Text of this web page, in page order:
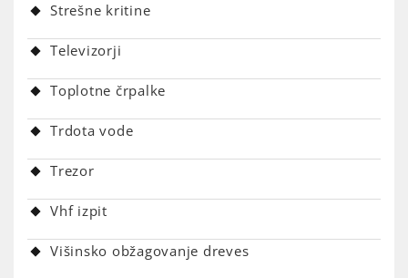
Strešne kritine
Televizorji
Toplotne črpalke
Trdota vode
Trezor
Vhf izpit
Višinsko obžagovanje dreves